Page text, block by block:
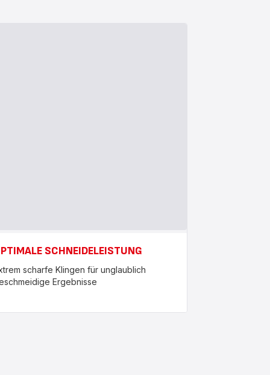
SCHNEIDELEISTUNG
scharfe Klingen für unglaublich
Ergebnisse